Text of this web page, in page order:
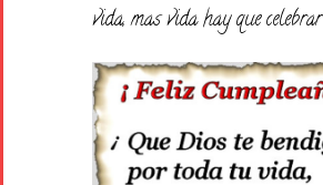
vida, mas vida hay que celebrar